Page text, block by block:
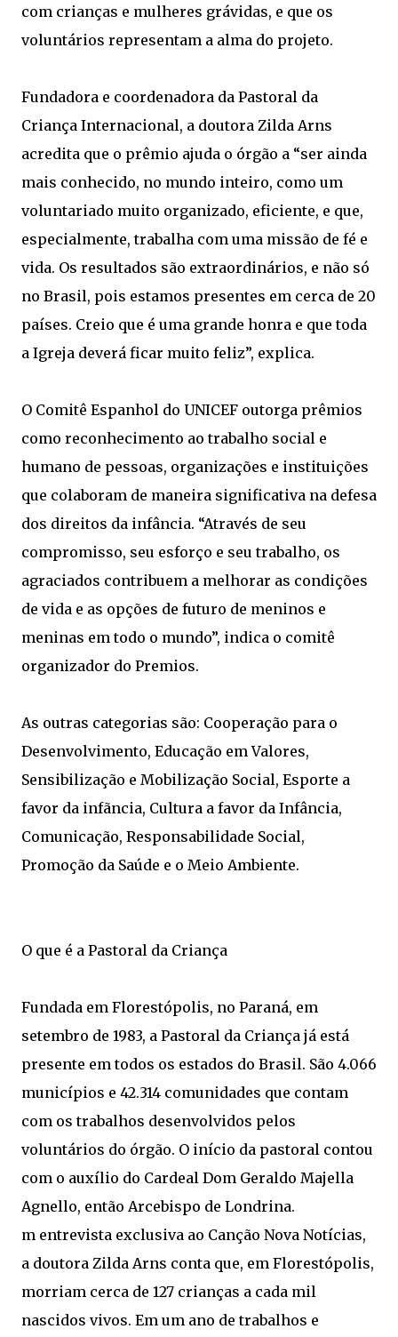
com crianças e mulheres grávidas, e que os
voluntários representam a alma do projeto.
Fundadora e coordenadora da Pastoral da
Criança Internacional, a doutora Zilda Arns
acredita que o prêmio ajuda o órgão a “ser ainda
mais conhecido, no mundo inteiro, como um
voluntariado muito organizado, eficiente, e que,
especialmente, trabalha com uma missão de fé e
vida. Os resultados são extraordinários, e não só
no Brasil, pois estamos presentes em cerca de 20
países. Creio que é uma grande honra e que toda
a Igreja deverá ficar muito feliz”, explica.
O Comitê Espanhol do UNICEF outorga prêmios
como reconhecimento ao trabalho social e
humano de pessoas, organizações e instituições
que colaboram de maneira significativa na defesa
dos direitos da infância. “Através de seu
compromisso, seu esforço e seu trabalho, os
agraciados contribuem a melhorar as condições
de vida e as opções de futuro de meninos e
meninas em todo o mundo”, indica o comitê
organizador do Premios.
As outras categorias são: Cooperação para o
Desenvolvimento, Educação em Valores,
Sensibilização e Mobilização Social, Esporte a
favor da infãncia, Cultura a favor da Infância,
Comunicação, Responsabilidade Social,
Promoção da Saúde e o Meio Ambiente.
O que é a Pastoral da Criança
Fundada em Florestópolis, no Paraná, em
setembro de 1983, a Pastoral da Criança já está
presente em todos os estados do Brasil. São 4.066
municípios e 42.314 comunidades que contam
com os trabalhos desenvolvidos pelos
voluntários do órgão. O início da pastoral contou
com o auxílio do Cardeal Dom Geraldo Majella
Agnello, então Arcebispo de Londrina.
m entrevista exclusiva ao Canção Nova Notícias,
a doutora Zilda Arns conta que, em Florestópolis,
morriam cerca de 127 crianças a cada mil
nascidos vivos. Em um ano de trabalhos e